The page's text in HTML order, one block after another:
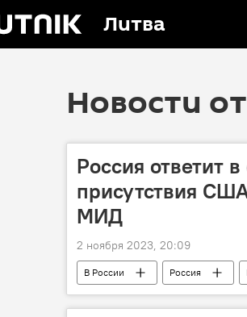
Литва
Новости
Россия ответит
присутствия
МИД
2 ноября 2023, 20:09
В России Россия